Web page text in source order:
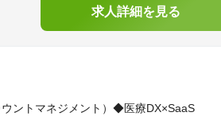
求人詳細を見る
ウントマネジメント）◆医療DX×SaaS